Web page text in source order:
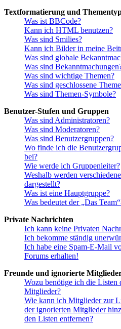
Textformatierung und
Was ist BBCode?
Kann ich HTML benutzen?
Was sind Smilies?
Kann ich Bilder in meine
Was sind globale
Was sind
Was sind wichtige Themen?
Was sind geschlossene
Was sind Themen-Symbole?
Benutzer-Stufen und Gruppen
Was sind Administratoren?
Was sind Moderatoren?
Was sind Benutzergruppen?
Wo finde ich die
bei?
Wie werde ich Gruppenleiter?
Weshalb werden
dargestellt?
Was ist eine Hauptgruppe?
Was bedeutet der „Das
Private Nachrichten
Ich kann keine Privaten
Ich bekomme ständig
Ich habe eine Spam-E-Mail
Forums erhalten!
Freunde und ignorierte
Wozu benötige ich die Listen
Mitglieder?
Wie kann ich Mitglieder zur
der ignorierten Mitglieder
den Listen entfernen?